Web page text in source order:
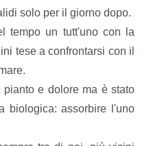
solo per il giorno dopo.
tempo un tutt'uno con la
tese a confrontarsi con il
e dolore ma è stato
biologica: assorbire l'uno